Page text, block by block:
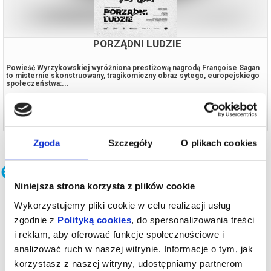
Zgoda Szczegóły O plikach cookies
Niniejsza strona korzysta z plików cookie
Wykorzystujemy pliki cookie w celu realizacji usług
zgodnie z Polityką cookies , do spersonalizowania treści
i reklam, aby oferować funkcje społecznościowe i
analizować ruch w naszej witrynie. Informacje o tym, jak
korzystasz z naszej witryny, udostępniamy partnerom
PORZĄDNI LUDZIE
Powieść Wyrzykowskiej wyróżniona prestiżową nagrodą Françoise Sagan
to misternie skonstruowany, tragikomiczny obraz sytego, europejskiego
społeczeństwa:...